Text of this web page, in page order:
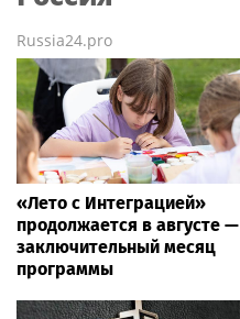
Russia24.pro
«Лето с Интеграцией»
продолжается в августе —
заключительный месяц
программы